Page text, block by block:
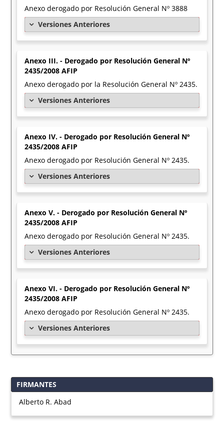
Anexo derogado por Resolución General Nº 3888
Versiones Anteriores
Anexo III. - Derogado por Resolución General Nº
2435/2008 AFIP
Anexo derogado por la Resolución General Nº 2435.
Versiones Anteriores
Anexo IV. - Derogado por Resolución General Nº
2435/2008 AFIP
Anexo derogado por Resolución General Nº 2435.
Versiones Anteriores
Anexo V. - Derogado por Resolución General Nº
2435/2008 AFIP
Anexo derogado por Resolución General Nº 2435.
Versiones Anteriores
Anexo VI. - Derogado por Resolución General Nº
2435/2008 AFIP
Anexo derogado por Resolución General Nº 2435.
Versiones Anteriores
FIRMANTES
Alberto R. Abad